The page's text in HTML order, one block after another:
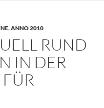
,ANNO 2010
RUND
IN DER
FÜR